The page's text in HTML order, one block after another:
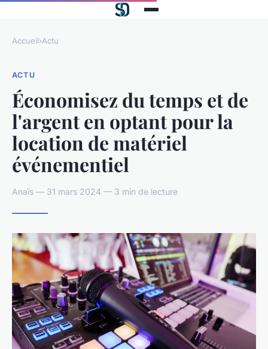
Accueil›Actu
ACTU
Économisez du temps et de
l'argent en optant pour la
location de matériel
événementiel
Anaïs — 31 mars 2024 — 3 min de lecture